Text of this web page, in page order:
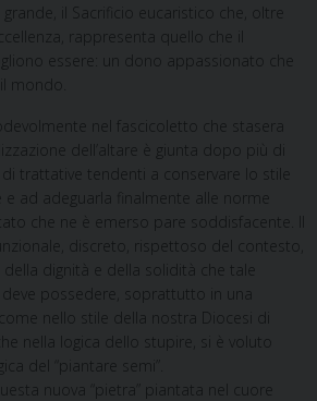
il Sacrificio eucaristico che, oltre
rappresenta quello che il
essere: un dono appassionato che
mondo.
nel fascicoletto che stasera
dell’altare è giunta dopo più di
trattative tendenti a conservare lo stile
ad adeguarla finalmente alle norme
che ne è emerso pare soddisfacente. Il
discreto, rispettoso del contesto,
dignità e della solidità che tale
possedere, soprattutto in una
nello stile della nostra Diocesi di
nella logica dello stupire, si è voluto
del “piantare semi”.
nuova “pietra” piantata nel cuore